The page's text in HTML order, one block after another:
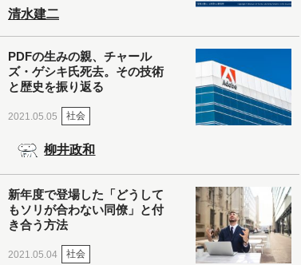
清水建二
PDFの生みの親、チャール
ズ・ゲシキ氏死去。その技術
と歴史を振り返る
2021.05.05 社会
柳井政和
新年度で登場した「どうして
もソリが合わない同僚」と付
き合う方法
2021.05.04 社会